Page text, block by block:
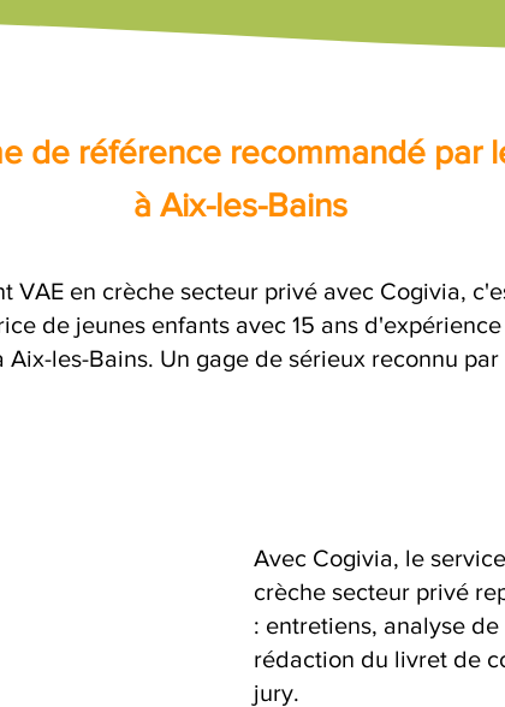
de référence recommandé par
à Aix-les-Bains
VAE en crèche secteur privé avec Cogivia,
de jeunes enfants avec 15 ans
les-Bains. Un gage de sérieux reconnu
Avec Cogivia, le
crèche secteur privé
: entretiens, analyse
rédaction du livret de
jury.